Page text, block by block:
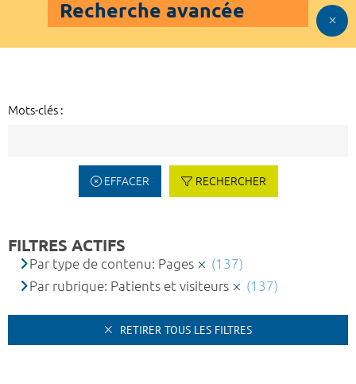
Recherche avancée
Mots-clés :
EFFACER RECHERCHER
FILTRES ACTIFS
Par type de contenu: Pages
(137)
Par rubrique: Patients et visiteurs
(137)
RETIRER TOUS LES FILTRES